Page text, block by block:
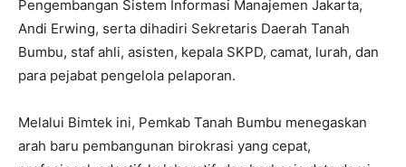
Pengembangan Sistem Informasi Manajemen Jakarta,
Andi Erwing, serta dihadiri Sekretaris Daerah Tanah
Bumbu, staf ahli, asisten, kepala SKPD, camat, lurah, dan
para pejabat pengelola pelaporan.
Melalui Bimtek ini, Pemkab Tanah Bumbu menegaskan
arah baru pembangunan birokrasi yang cepat,